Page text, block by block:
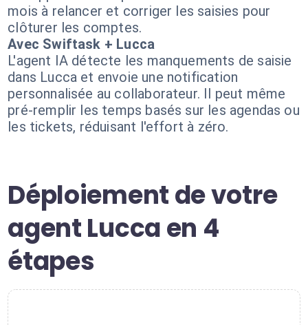
mois à relancer et corriger les saisies pour
clôturer les comptes.
Avec Swiftask + Lucca
L'agent IA détecte les manquements de saisie
dans Lucca et envoie une notification
personnalisée au collaborateur. Il peut même
pré-remplir les temps basés sur les agendas ou
les tickets, réduisant l'effort à zéro.
Déploiement de votre
agent Lucca en 4
étapes